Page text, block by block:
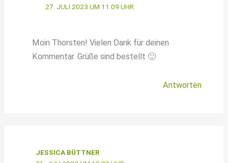
27. JULI 2023 UM 11:09 UHR
Moin Thorsten! Vielen Dank für deinen
Kommentar. Grüße sind bestellt 🙂
Antworten
JESSICA BÜTTNER